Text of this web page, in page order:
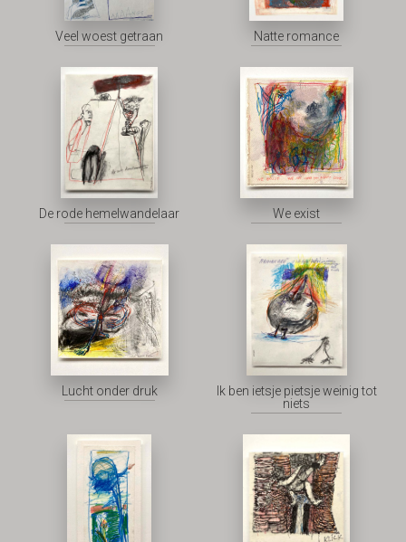
Veel woest getraan Natte romance
De rode hemelwandelaar We exist
Lucht onder druk
Ik ben ietsje pietsje weinig tot
niets